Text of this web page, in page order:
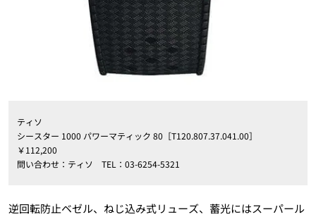
ティソ
シースター 1000 パワーマティック 80［T120.807.37.041.00］
￥112,200
問い合わせ：ティソ TEL：03-6254-5321
逆回転防止ベゼル、ねじ込み式リューズ、蓄光にはスーパール